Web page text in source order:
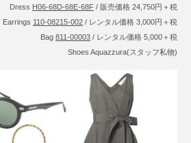
Dress H06-68D-68E-68F / 販売価格 24,750円＋税
Earrings 110-08215-002 / レンタル価格 3,000円＋税
Bag 811-00003 / レンタル価格 5,000＋税
Shoes Aquazzura(スタッフ私物)